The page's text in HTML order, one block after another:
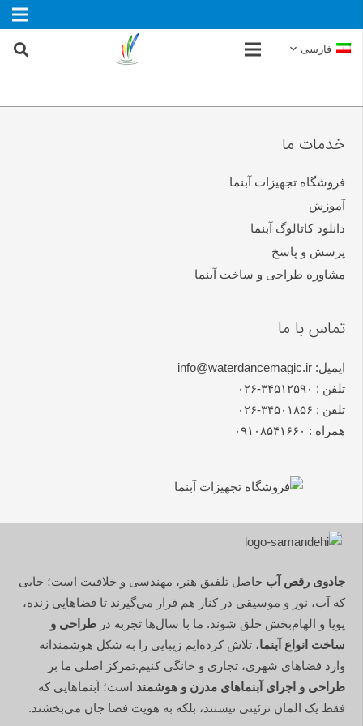
فارسی
خدمات ما
فروشگاه تجهیزات آبنما
آموزش
دانلود کاتالوگ آبنما
پرسش و پاسخ
مشاوره طراحی و ساخت آبنما
تماس با ما
ایمیل: info@waterdancemagic.ir
تلفن : ۳۴۵۱۲۵۹۰-۰۲۶
تلفن : ۳۴۵۰۱۸۵۶-۰۲۶
همراه : ۰۹۱۰۸۵۴۱۶۶۰
جادوی رقص آب حاصل تلفیق هنر، مهندسی و خلاقیت است؛ جایی
که آب، نور و موسیقی در کنار هم قرار می‌گیرند تا فضاهایی زنده،
پویا و الهام‌بخش خلق شوند. ما با سال‌ها تجربه درطراحی و
ساخت انواع آبنما، تلاش کرده‌ایم زیبایی را به شکل هوشمندانه
وارد فضاهای شهری، تجاری و خانگی کنیم.تمرکز اصلی ما بر
طراحی و اجرای آبنماهای مدرن و هوشمند است؛ آبنماهایی که
فقط یک المان تزئینی نیستند، بلکه به هویت فضا جان می‌بخشند.